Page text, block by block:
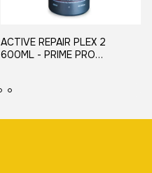
ACTIVE REPAIR PLEX 2
600ML - PRIME PRO